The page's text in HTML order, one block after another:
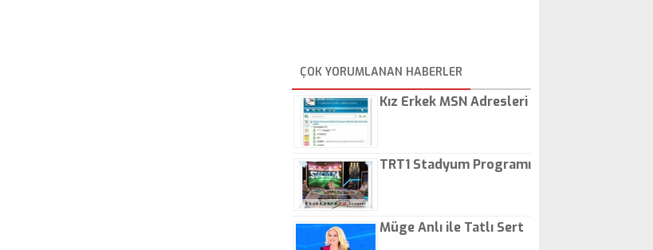
ÇOK YORUMLANAN HABERLER
Kız Erkek MSN Adresleri
TRT1 Stadyum Programı
Müge Anlı ile Tatlı Sert